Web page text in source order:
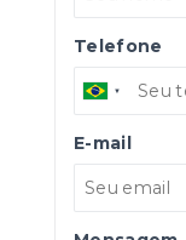
Telefone
E-mail